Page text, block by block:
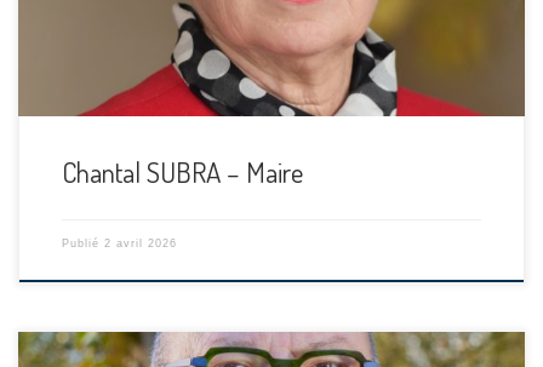
Chantal SUBRA – Maire
Publié 2 avril 2026